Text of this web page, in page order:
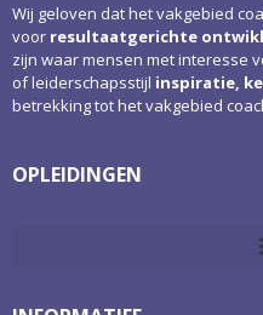
Wij geloven dat het vakgebied
voor resultaatgerichte
zijn waar mensen met interesse
of leiderschapsstijl inspiratie,
betrekking tot het vakgebied
OPLEIDINGEN